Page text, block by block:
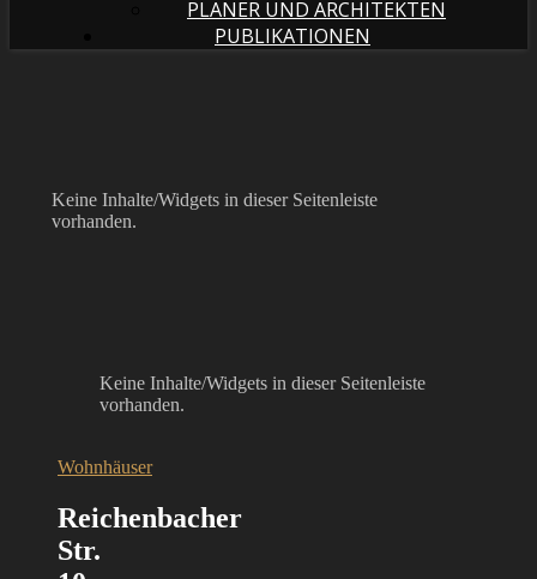
PLANER UND ARCHITEKTEN
PUBLIKATIONEN
Keine Inhalte/Widgets in dieser Seitenleiste
vorhanden.
Keine Inhalte/Widgets in dieser Seitenleiste
vorhanden.
Wohnhäuser
Reichenbacher
Str.